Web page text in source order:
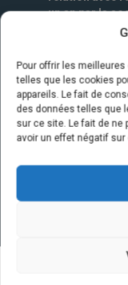
Pour offrir les
telles que les cookies
appareils. Le fait de
des données telles que
sur ce site. Le fait de ne
avoir un effet négatif
un an par la
service